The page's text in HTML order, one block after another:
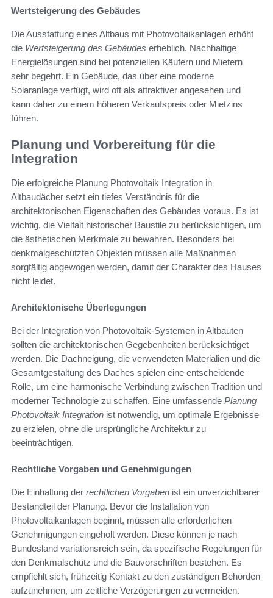
Wertsteigerung des Gebäudes
Die Ausstattung eines Altbaus mit Photovoltaikanlagen erhöht
die Wertsteigerung des Gebäudes erheblich. Nachhaltige
Energielösungen sind bei potenziellen Käufern und Mietern
sehr begehrt. Ein Gebäude, das über eine moderne
Solaranlage verfügt, wird oft als attraktiver angesehen und
kann daher zu einem höheren Verkaufspreis oder Mietzins
führen.
Planung und Vorbereitung für die
Integration
Die erfolgreiche Planung Photovoltaik Integration in
Altbaudächer setzt ein tiefes Verständnis für die
architektonischen Eigenschaften des Gebäudes voraus. Es ist
wichtig, die Vielfalt historischer Baustile zu berücksichtigen, um
die ästhetischen Merkmale zu bewahren. Besonders bei
denkmalgeschützten Objekten müssen alle Maßnahmen
sorgfältig abgewogen werden, damit der Charakter des Hauses
nicht leidet.
Architektonische Überlegungen
Bei der Integration von Photovoltaik-Systemen in Altbauten
sollten die architektonischen Gegebenheiten berücksichtiget
werden. Die Dachneigung, die verwendeten Materialien und die
Gesamtgestaltung des Daches spielen eine entscheidende
Rolle, um eine harmonische Verbindung zwischen Tradition und
moderner Technologie zu schaffen. Eine umfassende Planung
Photovoltaik Integration ist notwendig, um optimale Ergebnisse
zu erzielen, ohne die ursprüngliche Architektur zu
beeinträchtigen.
Rechtliche Vorgaben und Genehmigungen
Die Einhaltung der rechtlichen Vorgaben ist ein unverzichtbarer
Bestandteil der Planung. Bevor die Installation von
Photovoltaikanlagen beginnt, müssen alle erforderlichen
Genehmigungen eingeholt werden. Diese können je nach
Bundesland variationsreich sein, da spezifische Regelungen für
den Denkmalschutz und die Bauvorschriften bestehen. Es
empfiehlt sich, frühzeitig Kontakt zu den zuständigen Behörden
aufzunehmen, um zeitliche Verzögerungen zu vermeiden.